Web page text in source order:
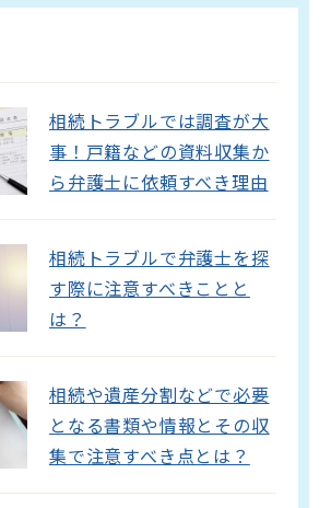
相続トラブルでは調査が大
事！戸籍などの資料収集か
ら弁護士に依頼すべき理由
相続トラブルで弁護士を探
す際に注意すべきことと
は？
相続や遺産分割などで必要
となる書類や情報とその収
集で注意すべき点とは？